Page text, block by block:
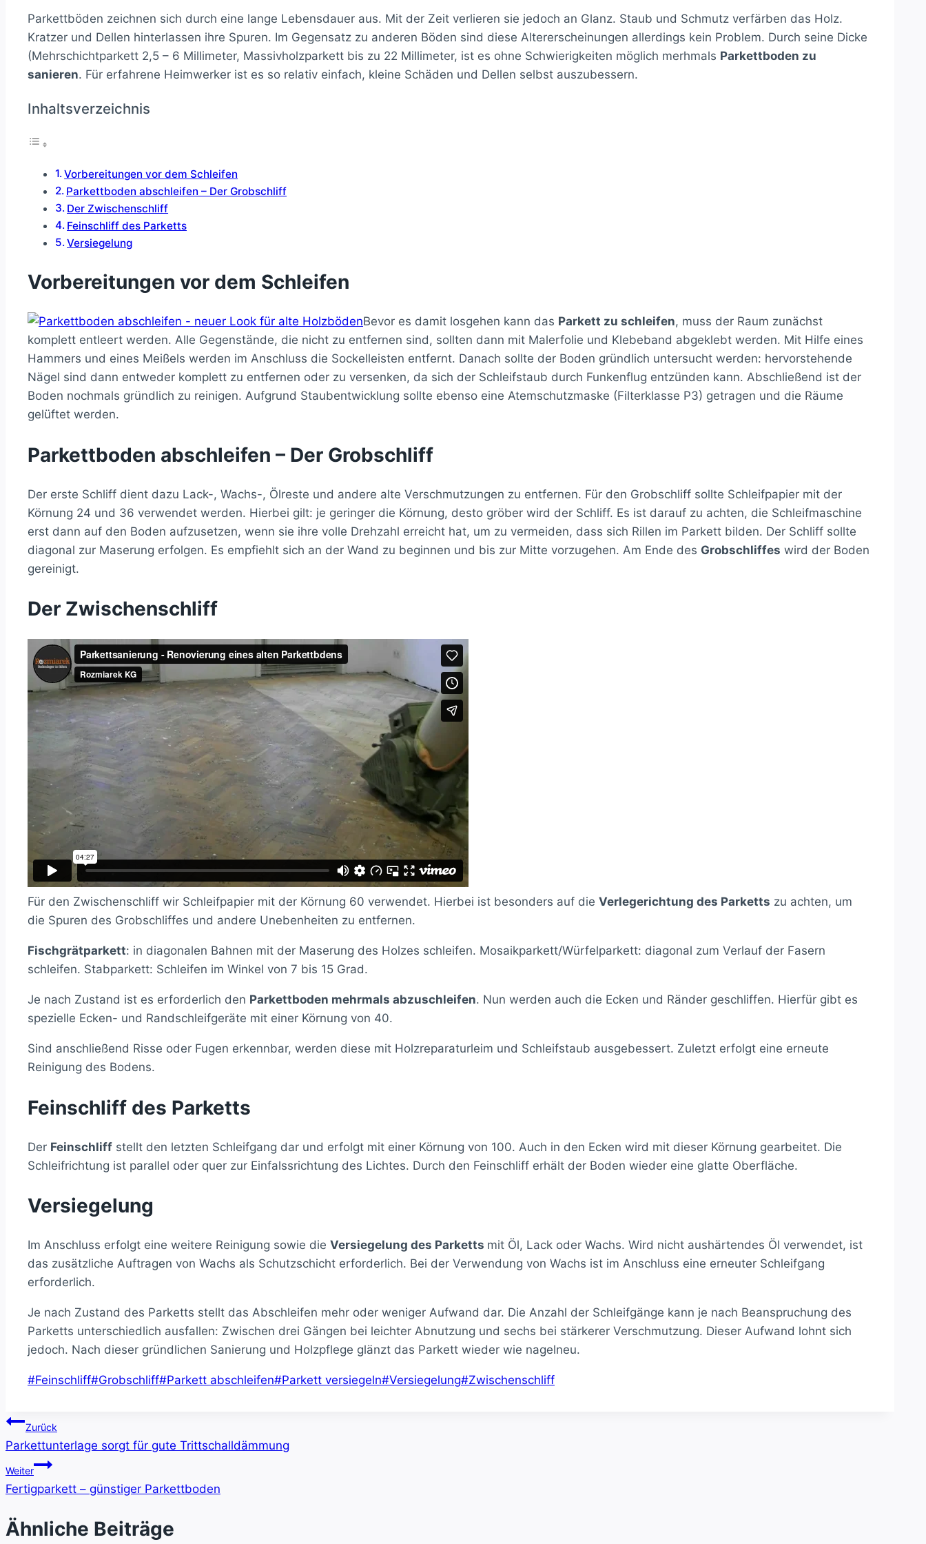
Parkettböden zeichnen sich durch eine lange Lebensdauer aus. Mit der Zeit verlieren sie jedoch an Glanz. Staub und Schmutz verfärben das Holz.
Kratzer und Dellen hinterlassen ihre Spuren. Im Gegensatz zu anderen Böden sind diese Altererscheinungen allerdings kein Problem. Durch seine Dicke
(Mehrschichtparkett 2,5 – 6 Millimeter, Massivholzparkett bis zu 22 Millimeter, ist es ohne Schwierigkeiten möglich merhmals Parkettboden zu
sanieren. Für erfahrene Heimwerker ist es so relativ einfach, kleine Schäden und Dellen selbst auszubessern.
Inhaltsverzeichnis
Vorbereitungen vor dem Schleifen
Parkettboden abschleifen – Der Grobschliff
Der Zwischenschliff
Feinschliff des Parketts
Versiegelung
Vorbereitungen vor dem Schleifen
Bevor es damit losgehen kann das Parkett zu schleifen, muss der Raum zunächst
komplett entleert werden. Alle Gegenstände, die nicht zu entfernen sind, sollten dann mit Malerfolie und Klebeband abgeklebt werden. Mit Hilfe eines
Hammers und eines Meißels werden im Anschluss die Sockelleisten entfernt. Danach sollte der Boden gründlich untersucht werden: hervorstehende
Nägel sind dann entweder komplett zu entfernen oder zu versenken, da sich der Schleifstaub durch Funkenflug entzünden kann. Abschließend ist der
Boden nochmals gründlich zu reinigen. Aufgrund Staubentwicklung sollte ebenso eine Atemschutzmaske (Filterklasse P3) getragen und die Räume
gelüftet werden.
Parkettboden abschleifen – Der Grobschliff
Der erste Schliff dient dazu Lack-, Wachs-, Ölreste und andere alte Verschmutzungen zu entfernen. Für den Grobschliff sollte Schleifpapier mit der
Körnung 24 und 36 verwendet werden. Hierbei gilt: je geringer die Körnung, desto gröber wird der Schliff. Es ist darauf zu achten, die Schleifmaschine
erst dann auf den Boden aufzusetzen, wenn sie ihre volle Drehzahl erreicht hat, um zu vermeiden, dass sich Rillen im Parkett bilden. Der Schliff sollte
diagonal zur Maserung erfolgen. Es empfiehlt sich an der Wand zu beginnen und bis zur Mitte vorzugehen. Am Ende des Grobschliffes wird der Boden
gereinigt.
Der Zwischenschliff
Für den Zwischenschliff wir Schleifpapier mit der Körnung 60 verwendet. Hierbei ist besonders auf die Verlegerichtung des Parketts zu achten, um
die Spuren des Grobschliffes und andere Unebenheiten zu entfernen.
Fischgrätparkett: in diagonalen Bahnen mit der Maserung des Holzes schleifen. Mosaikparkett/Würfelparkett: diagonal zum Verlauf der Fasern
schleifen. Stabparkett: Schleifen im Winkel von 7 bis 15 Grad.
Je nach Zustand ist es erforderlich den Parkettboden mehrmals abzuschleifen. Nun werden auch die Ecken und Ränder geschliffen. Hierfür gibt es
spezielle Ecken- und Randschleifgeräte mit einer Körnung von 40.
Sind anschließend Risse oder Fugen erkennbar, werden diese mit Holzreparaturleim und Schleifstaub ausgebessert. Zuletzt erfolgt eine erneute
Reinigung des Bodens.
Feinschliff des Parketts
Der Feinschliff stellt den letzten Schleifgang dar und erfolgt mit einer Körnung von 100. Auch in den Ecken wird mit dieser Körnung gearbeitet. Die
Schleifrichtung ist parallel oder quer zur Einfalssrichtung des Lichtes. Durch den Feinschliff erhält der Boden wieder eine glatte Oberfläche.
Versiegelung
Im Anschluss erfolgt eine weitere Reinigung sowie die Versiegelung des Parketts mit Öl, Lack oder Wachs. Wird nicht aushärtendes Öl verwendet, ist
das zusätzliche Auftragen von Wachs als Schutzschicht erforderlich. Bei der Verwendung von Wachs ist im Anschluss eine erneuter Schleifgang
erforderlich.
Je nach Zustand des Parketts stellt das Abschleifen mehr oder weniger Aufwand dar. Die Anzahl der Schleifgänge kann je nach Beanspruchung des
Parketts unterschiedlich ausfallen: Zwischen drei Gängen bei leichter Abnutzung und sechs bei stärkerer Verschmutzung. Dieser Aufwand lohnt sich
jedoch. Nach dieser gründlichen Sanierung und Holzpflege glänzt das Parkett wieder wie nagelneu.
Schlagworte:
#Feinschliff#Grobschliff#Parkett abschleifen#Parkett versiegeln#Versiegelung#Zwischenschliff
Beitragsnavigation
Zurück
Parkettunterlage sorgt für gute Trittschalldämmung
Weiter
Fertigparkett – günstiger Parkettboden
Ähnliche Beiträge